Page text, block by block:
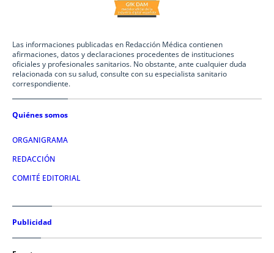
Las informaciones publicadas en Redacción Médica contienen
afirmaciones, datos y declaraciones procedentes de instituciones
oficiales y profesionales sanitarios. No obstante, ante cualquier duda
relacionada con su salud, consulte con su especialista sanitario
correspondiente.
Quiénes somos
ORGANIGRAMA
REDACCIÓN
COMITÉ EDITORIAL
Publicidad